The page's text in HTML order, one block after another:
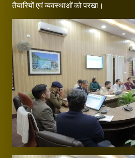
तैयारियों एवं व्यवस्थाओं को परखा।